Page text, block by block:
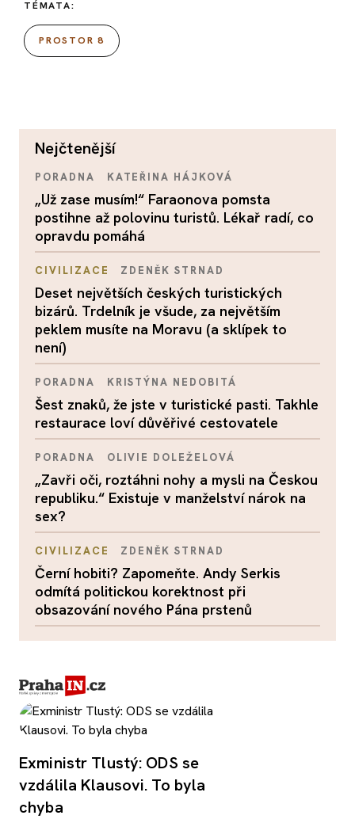
TÉMATA:
PROSTOR 8
nejčtenější
PORADNA KATEŘINA HÁJKOVÁ
„Už zase musím!“ Faraonova pomsta
postihne až polovinu turistů. Lékař radí, co
opravdu pomáhá
CIVILIZACE ZDENĚK STRNAD
Deset největších českých turistických
bizárů. Trdelník je všude, za největším
peklem musíte na Moravu (a sklípek to
není)
PORADNA KRISTÝNA NEDOBITÁ
Šest znaků, že jste v turistické pasti. Takhle
restaurace loví důvěřivé cestovatele
PORADNA OLIVIE DOLEŽELOVÁ
„Zavři oči, roztáhni nohy a mysli na Českou
republiku.“ Existuje v manželství nárok na
sex?
CIVILIZACE ZDENĚK STRNAD
Černí hobiti? Zapomeňte. Andy Serkis
odmítá politickou korektnost při
obsazování nového Pána prstenů
Exministr Tlustý: ODS se
vzdálila Klausovi. To byla
chyba